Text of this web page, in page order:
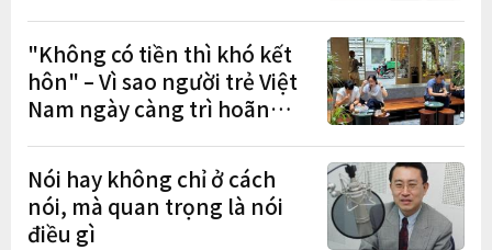
"Không có tiền thì khó kết
hôn" – Vì sao người trẻ Việt
Nam ngày càng trì hoãn
Nói hay không chỉ ở cách
nói, mà quan trọng là nói
điều gì